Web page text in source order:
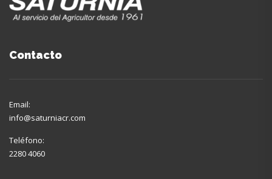
Contacto
Email:
info@saturniacr.com
Teléfono:
2280 4060